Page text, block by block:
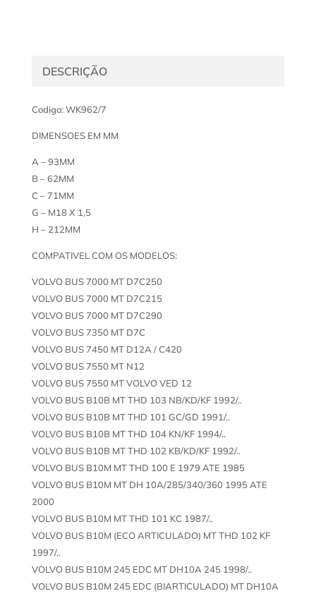
DESCRIÇÃO
Codigo: WK962/7
DIMENSOES EM MM
A – 93MM
B – 62MM
C – 71MM
G – M18 X 1,5
H – 212MM
COMPATIVEL COM OS MODELOS:
VOLVO BUS 7000 MT D7C250
VOLVO BUS 7000 MT D7C215
VOLVO BUS 7000 MT D7C290
VOLVO BUS 7350 MT D7C
VOLVO BUS 7450 MT D12A / C420
VOLVO BUS 7550 MT N12
VOLVO BUS 7550 MT VOLVO VED 12
VOLVO BUS B10B MT THD 103 NB/KD/KF 1992/..
VOLVO BUS B10B MT THD 101 GC/GD 1991/..
VOLVO BUS B10B MT THD 104 KN/KF 1994/..
VOLVO BUS B10B MT THD 102 KB/KD/KF 1992/..
VOLVO BUS B10M MT THD 100 E 1979 ATE 1985
VOLVO BUS B10M MT DH 10A/285/340/360 1995 ATE
2000
VOLVO BUS B10M MT THD 101 KC 1987/..
VOLVO BUS B10M (ECO ARTICULADO) MT THD 102 KF
1997/..
VOLVO BUS B10M 245 EDC MT DH10A 245 1998/..
VOLVO BUS B10M 245 EDC (BIARTICULADO) MT DH10A